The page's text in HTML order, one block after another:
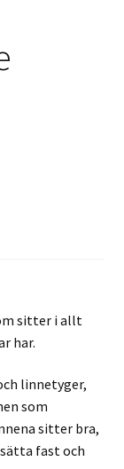
sitter i allt
har.
linnetyger,
som
sitter bra,
fast och